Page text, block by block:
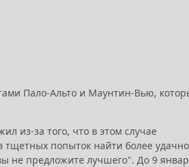
Пало-Альто и Маунтин-Вью,
из-за того, что в этом случае
попыток найти более
не предложите лучшего". До 9